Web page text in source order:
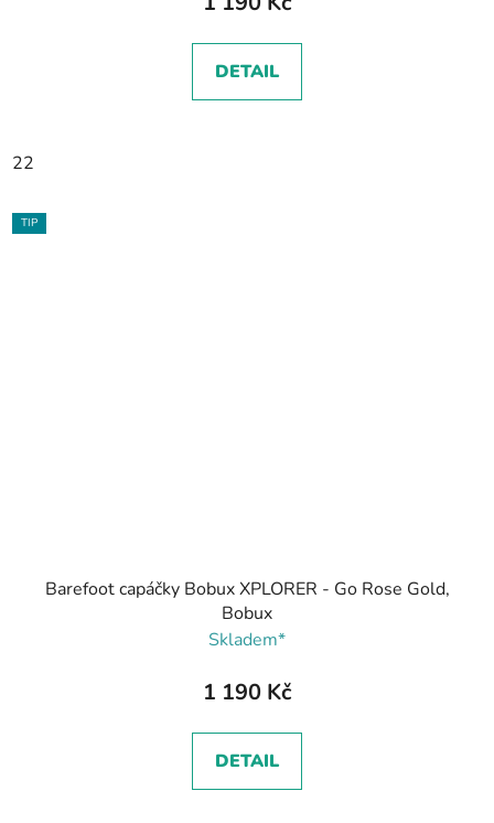
DETAIL
22
TIP
Barefoot capáčky Bobux XPLORER - Go Rose Gold,
Bobux
Skladem*
1 190 Kč
DETAIL